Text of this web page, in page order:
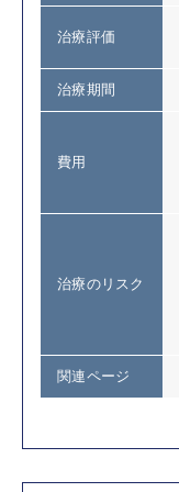
治療評価
治療期間
費用
治療のリスク
関連ページ